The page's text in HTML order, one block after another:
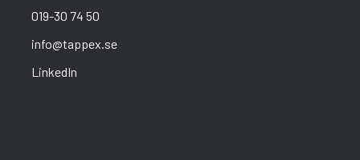
019-30 74 50
info@tappex.se
LinkedIn